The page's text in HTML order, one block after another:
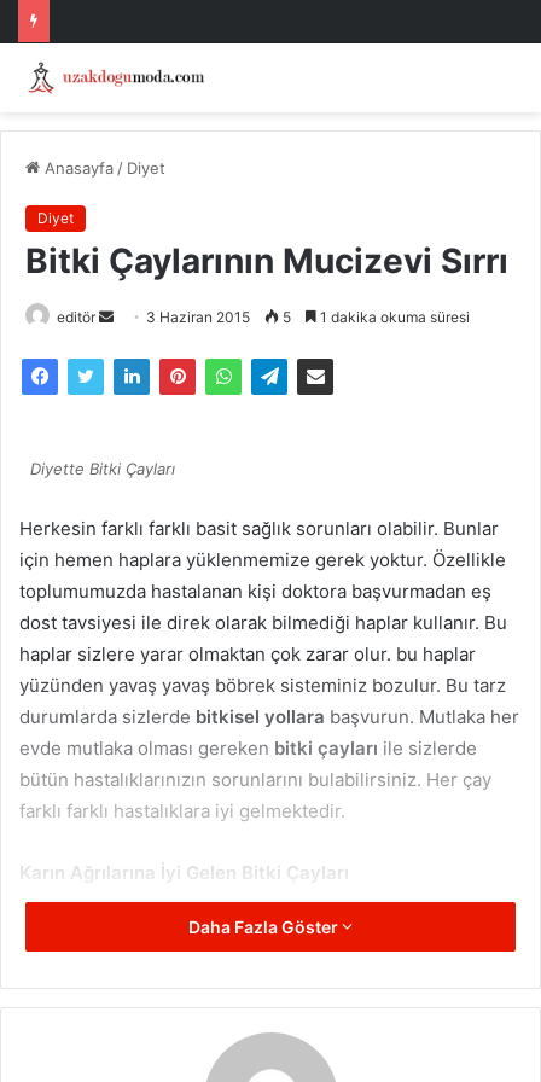
Anasayfa / Diyet
Diyet
Bitki Çaylarının Mucizevi Sırrı
editör
Bir
posta
3 Haziran 2015 5 1 dakika okuma süresi
Diyette Bitki Çayları
Herkesin farklı farklı basit sağlık sorunları olabilir. Bunlar
için hemen haplara yüklenmemize gerek yoktur. Özellikle
toplumumuzda hastalanan kişi doktora başvurmadan eş
dost tavsiyesi ile direk olarak bilmediği haplar kullanır. Bu
haplar sizlere yarar olmaktan çok zarar olur. bu haplar
yüzünden yavaş yavaş böbrek sisteminiz bozulur. Bu tarz
durumlarda sizlerde bitkisel yollara başvurun. Mutlaka her
evde mutlaka olması gereken bitki çayları ile sizlerde
bütün hastalıklarınızın sorunlarını bulabilirsiniz. Her çay
farklı farklı hastalıklara iyi gelmektedir.
Karın Ağrılarına İyi Gelen Bitki Çayları
Özellikle evlerimizde en sık rastladığımız genel hastalık
gereken rezene ve papatyaçay modelleri
sizlerde artık daha rahat bir duruma geçebilirsiniz. Doğal
Daha Fazla Göster